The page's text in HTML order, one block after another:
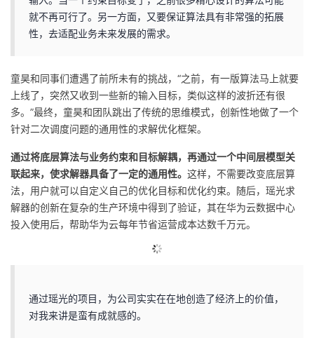
就不再可行了。另一方面，又要保证算法具有非常强的拓展
性，去适配业务未来发展的需求。
童昊和同事们遭遇了前所未有的挑战，“之前，有一版算法马上就要
上线了，突然又收到一些新的输入目标，类似这样的波折还有很
多。”最终，童昊和团队跳出了传统的思维模式，创新性地做了一个
针对二次调度问题的通用性的求解优化框架。
通过将底层算法与业务约束和目标解耦，再通过一个中间层模型关
联起来，使求解器具备了一定的通用性。 这样，不需要改变底层算
法，用户就可以自定义自己的优化目标和优化约束。随后，瑶光求
解器的创新在复杂的生产环境中得到了验证，其在华为云数据中心
投入使用后，帮助华为云每年节省运营成本达数千万元。
通过瑶光的项目，为公司实实在在地创造了经济上的价值，
对我来讲是蛮有成就感的。